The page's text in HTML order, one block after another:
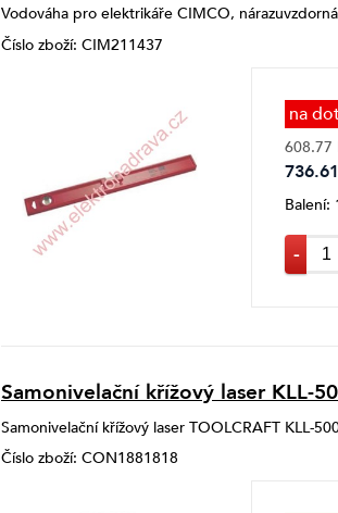
Vodováha pro elektrikáře CIMCO,
Číslo zboží: CIM211437
na
608.77
Balení:
-
Samonivelační křížový laser KLL-
Samonivelační křížový laser TOOLCRAFT KLL-
Číslo zboží: CON1881818